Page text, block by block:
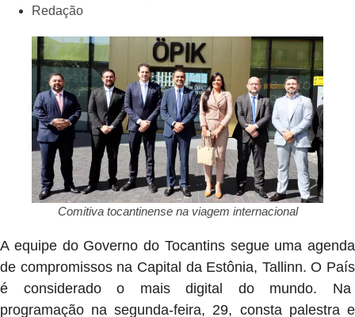
Redação
Comitiva tocantinense na viagem internacional
A equipe do Governo do Tocantins segue uma agenda
de compromissos na Capital da Estônia, Tallinn. O País
é considerado o mais digital do mundo. Na
programação na segunda-feira, 29, consta palestra e